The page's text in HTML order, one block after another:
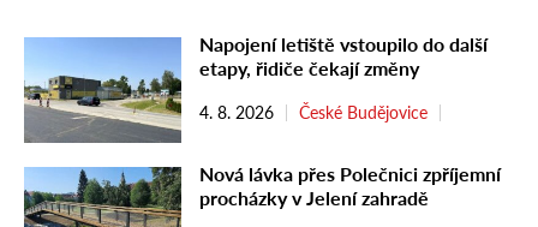
Napojení letiště vstoupilo do další
etapy, řidiče čekají změny
4. 8. 2026 České Budějovice
Nová lávka přes Polečnici zpříjemní
procházky v Jelení zahradě